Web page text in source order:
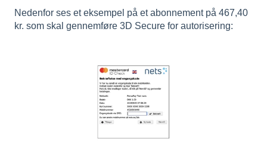
Nedenfor ses et eksempel på et abonnement på 467,40
kr. som skal gennemføre 3D Secure for autorisering: